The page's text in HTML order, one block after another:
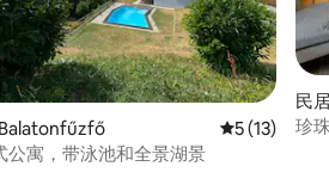
平均评分 5 分
5 (13)
公寓，带泳池和全景湖景
民
珍